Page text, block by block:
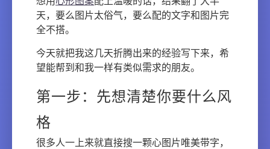
天，要么图片太俗气，要么配的文字和图片完
全不搭。
今天就把我这几天折腾出来的经验写下来，希
望能帮到和我一样有类似需求的朋友。
第一步：先想清楚你要什么风
格
很多人一上来就直接搜一颗心图片唯美带字，